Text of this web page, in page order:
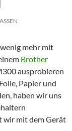
mehr mit
Brother
ausprobieren
Papier und
haben wir uns
wir mit dem Gerät